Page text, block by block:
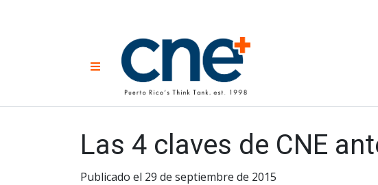
Una Nueva
for a New
Las 4 claves de CNE
Publicado el 29 de septiembre de 2015